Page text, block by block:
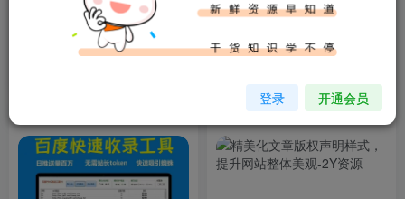
给网站添加一个IP签名档样式
优化 WordPress 后台加载时
优化】
登录 开通会员